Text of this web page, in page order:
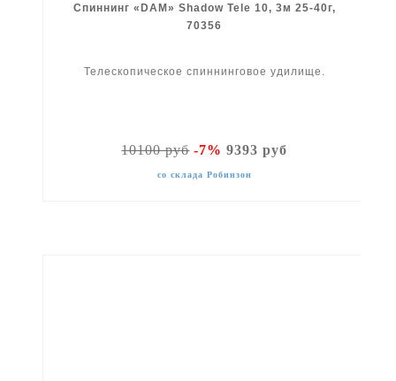
Спиннинг «DAM» Shadow Tele 10, 3м 25-40г,
70356
Телескопическое спиннинговое удилище.
10100 руб-7% 9393 руб
со склада Робинзон